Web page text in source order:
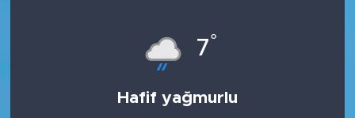
7°
Hafif yağmurlu